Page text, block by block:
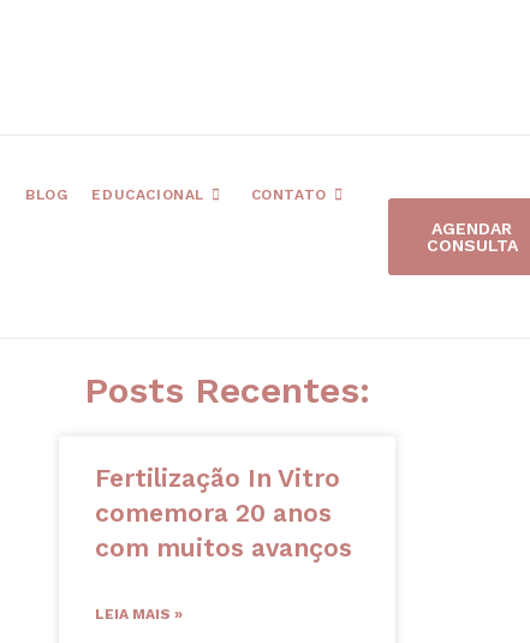
BLOG EDUCACIONAL CONTATO
AGENDAR
CONSULTA
Posts Recentes:
Fertilização In Vitro
comemora 20 anos
com muitos avanços
LEIA MAIS »